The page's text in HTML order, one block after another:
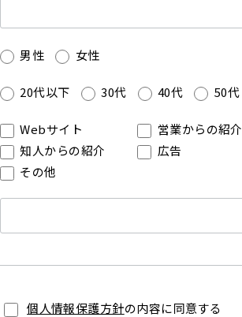
男性 女性
20代以下 30代 40代 50代
Webサイト 営業からの紹介
知人からの紹介
広告
その他
個人情報保護方針の内容に同意する